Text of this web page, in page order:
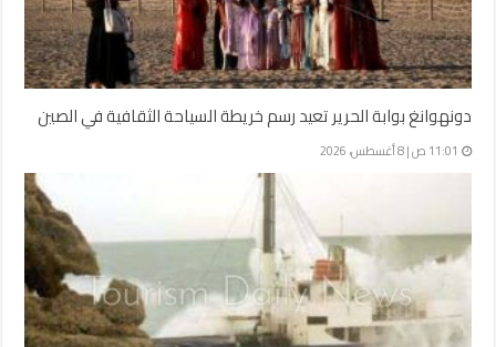
دونهوانغ بوابة الحرير تعيد رسم خريطة السياحة الثقافية في الصين
11:01 ص | 8 أغسطس، 2026